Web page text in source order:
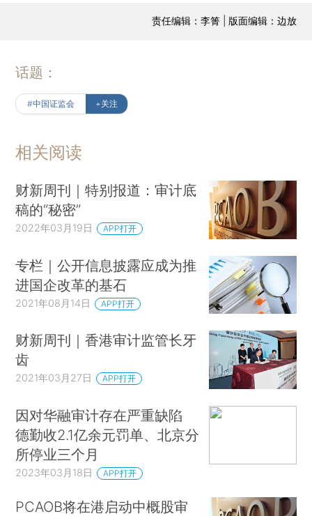
责任编辑：李箐 | 版面编辑：边放
话题：
#中国证监会 +关注
相关阅读
财新周刊｜特别报道：审计底
稿的“秘密”
2022年03月19日 APP打开
专栏｜公开信息披露应成为推
进国企改革的基石
2021年08月14日 APP打开
财新周刊｜香港审计监管长牙
齿
2021年03月27日 APP打开
因对华融审计存在严重缺陷
德勤收2.1亿余元罚单、北京分
所停业三个月
2023年03月18日 APP打开
PCAOB将在港启动中概股审